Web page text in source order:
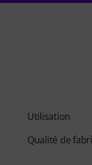
Utilisation
Qualité de